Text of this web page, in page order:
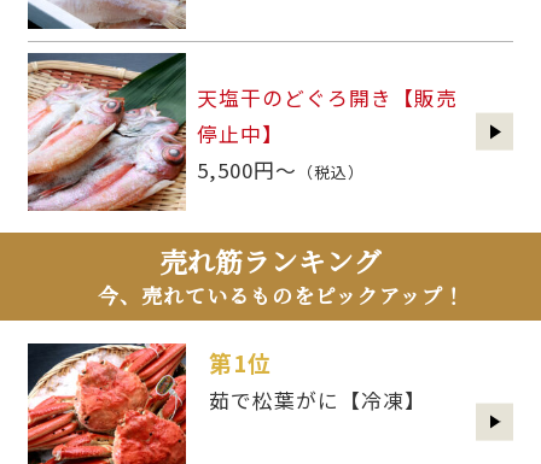
天塩干のどぐろ開き【販売
停止中】
5,500円～ （税込）
売れ筋ランキング
今、売れているものをピックアップ！
第1位
茹で松葉がに【冷凍】